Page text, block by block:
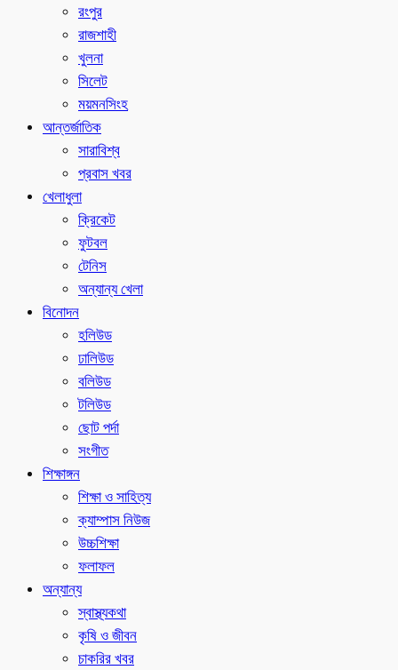
রংপুর
রাজশাহী
খুলনা
সিলেট
ময়মনসিংহ
আন্তর্জাতিক
সারাবিশ্ব
প্রবাস খবর
খেলাধুলা
ক্রিকেট
ফুটবল
টেনিস
অন্যান্য খেলা
বিনোদন
হলিউড
ঢালিউড
বলিউড
টলিউড
ছোট পর্দা
সংগীত
শিক্ষাঙ্গন
শিক্ষা ও সাহিত্য
ক্যাম্পাস নিউজ
উচ্চশিক্ষা
ফলাফল
অন্যান্য
স্বাস্থ্যকথা
কৃষি ও জীবন
চাকরির খবর